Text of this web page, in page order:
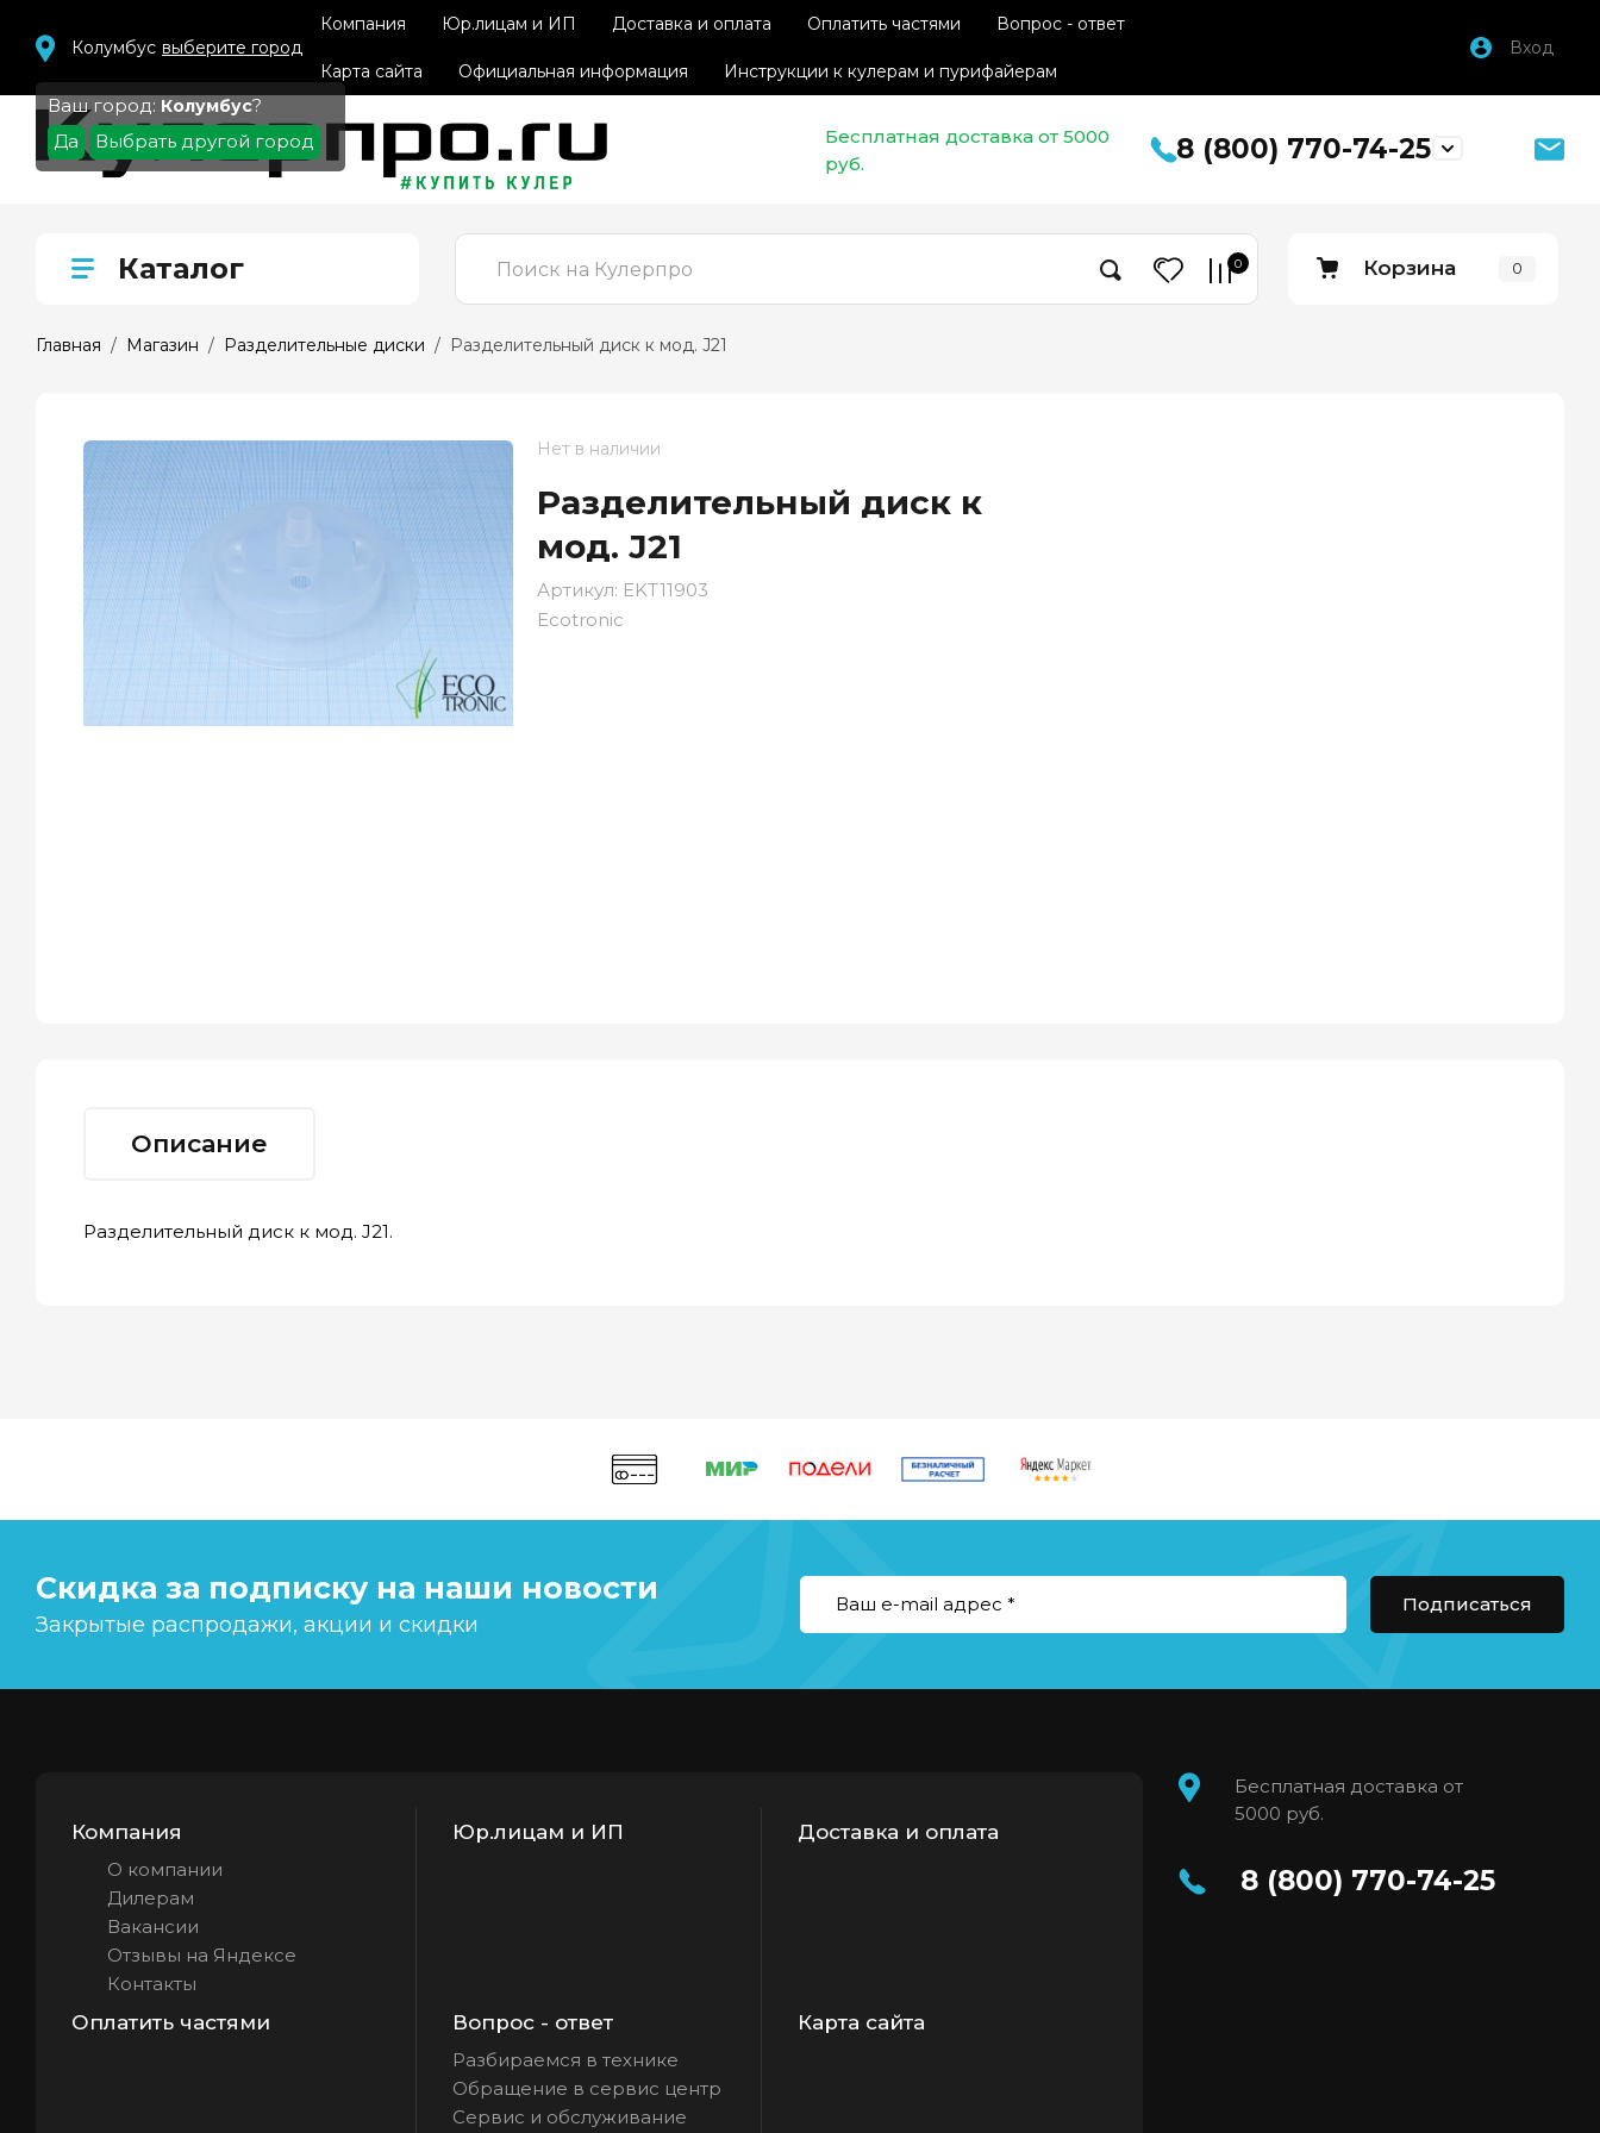
Колумбус выберите город
Ваш город: Колумбус?
Да
Выбрать другой город
Компания Юр.лицам и ИП Доставка и оплата Оплатить частями Вопрос - ответ
Карта сайта Официальная информация Инструкции к кулерам и пурифайерам
Вход
Бесплатная доставка от 5000
руб.
8 (800) 770-74-25
Каталог 0 Корзина 0
Главная / Магазин / Разделительные диски /  Разделительный диск к мод. J21
Нет в наличии
Разделительный диск к
мод. J21
Артикул: EKT11903
Ecotronic
Описание
Разделительный диск к мод. J21.
Скидка за подписку на наши новости
Закрытые распродажи, акции и скидки
Подписаться
Компания
О компании
Дилерам
Вакансии
Отзывы на Яндексе
Контакты
Юр.лицам и ИП Доставка и оплата
Оплатить частями Вопрос - ответ
Разбираемся в технике
Обращение в сервис центр
Сервис и обслуживание
Карта сайта
Бесплатная доставка от
5000 руб.
8 (800) 770-74-25